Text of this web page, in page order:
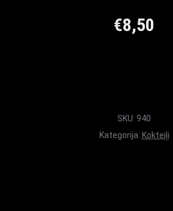
€8,50
SKU: 940
Kategorija: Kokteiļi
Maxi Mārupe Asistents